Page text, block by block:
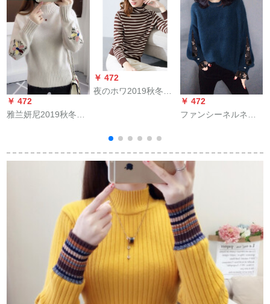
￥ 472
雅兰妍尼2019秋冬新
の韩国フュージョン
女史秋季ライン上に
浅色XL(120-130斤)を
着用しています。
￥ 472
夜のホワ2019秋冬の
长袖セパレート。
￥ 472
ファンシーネルネル
るるるるるるるラウ
ドネルXL【おめ110-
120斤】